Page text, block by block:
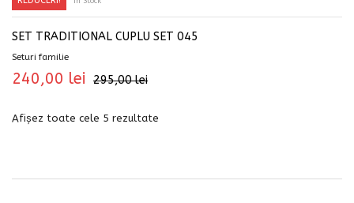
SET TRADITIONAL CUPLU SET 045
Seturi familie
295,00lei
240,00 lei
Afișez toate cele 5 rezultate